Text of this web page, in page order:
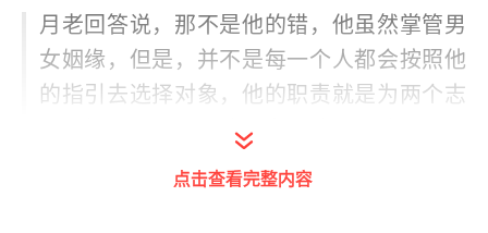
月老回答说，那不是他的错，他虽然掌管男
女姻缘，但是，并不是每一个人都会按照他
的指引去选择对象，他的职责就是为两个志
趣相投，业力相近的男女创造相识的机会，
至于两人能不能走到一起，还是本人的决
点击查看完整内容